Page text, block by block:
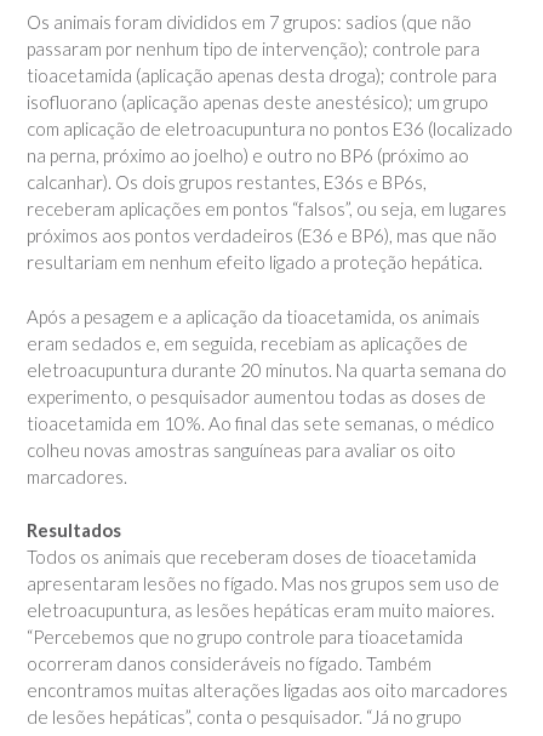
Os animais foram divididos em 7 grupos: sadios (que não
passaram por nenhum tipo de intervenção); controle para
tioacetamida (aplicação apenas desta droga); controle para
isofluorano (aplicação apenas deste anestésico); um grupo
com aplicação de eletroacupuntura no pontos E36 (localizado
na perna, próximo ao joelho) e outro no BP6 (próximo ao
calcanhar). Os dois grupos restantes, E36s e BP6s,
receberam aplicações em pontos “falsos”, ou seja, em lugares
próximos aos pontos verdadeiros (E36 e BP6), mas que não
resultariam em nenhum efeito ligado a proteção hepática.
Após a pesagem e a aplicação da tioacetamida, os animais
eram sedados e, em seguida, recebiam as aplicações de
eletroacupuntura durante 20 minutos. Na quarta semana do
experimento, o pesquisador aumentou todas as doses de
tioacetamida em 10%. Ao final das sete semanas, o médico
colheu novas amostras sanguíneas para avaliar os oito
marcadores.
Resultados
Todos os animais que receberam doses de tioacetamida
apresentaram lesões no fígado. Mas nos grupos sem uso de
eletroacupuntura, as lesões hepáticas eram muito maiores.
“Percebemos que no grupo controle para tioacetamida
ocorreram danos consideráveis no fígado. Também
encontramos muitas alterações ligadas aos oito marcadores
de lesões hepáticas”, conta o pesquisador. “Já no grupo